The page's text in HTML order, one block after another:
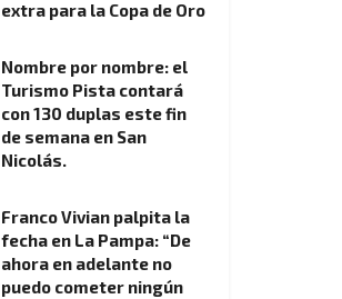
extra para la Copa de Oro
Nombre por nombre: el
Turismo Pista contará
con 130 duplas este fin
de semana en San
Nicolás.
Franco Vivian palpita la
fecha en La Pampa: “De
ahora en adelante no
puedo cometer ningún